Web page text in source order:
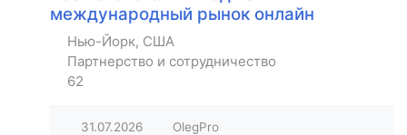
международный рынок онлайн
Нью-Йорк, США
Партнерство и сотрудничество
62
31.07.2026 OlegPro